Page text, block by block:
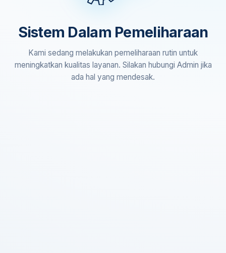
Sistem Dalam Pemeliharaan
Kami sedang melakukan pemeliharaan rutin untuk
meningkatkan kualitas layanan. Silakan hubungi Admin jika
ada hal yang mendesak.